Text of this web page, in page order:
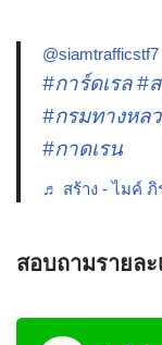
@siamtrafficstf7
#การ์ดเรล #
#กรมทางหล
#กาดเรน
♬ สร้าง - ไมค์ ภิ
สอบถามรายละ